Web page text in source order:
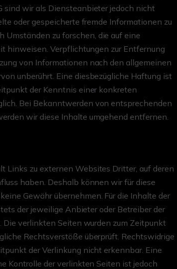
sind wir als Diensteanbieter jedoch nicht
oder gespeicherte fremde Informationen zu
Umständen zu forschen, die auf eine
hinweisen. Verpflichtungen zur Entfernung
von Informationen nach den allgemeinen
unberührt. Eine diesbezügliche Haftung ist
der Kenntnis einer konkreten
Bei Bekanntwerden von entsprechenden
wir diese Inhalte umgehend entfernen.
Links zu externen Websites Dritter, auf deren
haben. Deshalb können wir für diese
Gewähr übernehmen. Für die Inhalte der
der jeweilige Anbieter oder Betreiber der
verlinkten Seiten wurden zum Zeitpunkt
Rechtsverstöße überprüft. Rechtswidrige
der Verlinkung nicht erkennbar. Eine
Kontrolle der verlinkten Seiten ist jedoch